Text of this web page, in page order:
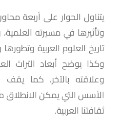
يتناول الحوار على أربعة
وتأثيرها في مسيرته
تاريخ العلوم العربية
وكذا يوضح أبعاد التراث
وعلاقته بالآخر، كما
الأسس التي يمكن الانطلاق
ثقافتنا العربية.